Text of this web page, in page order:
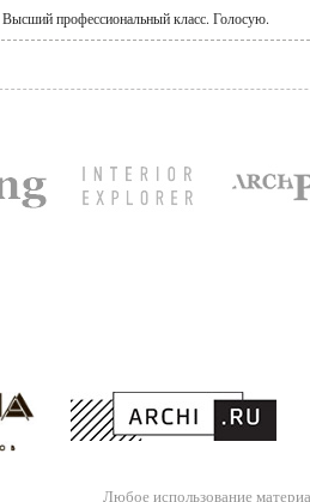
Высший профессиональный класс. Голосую.
Любое использование